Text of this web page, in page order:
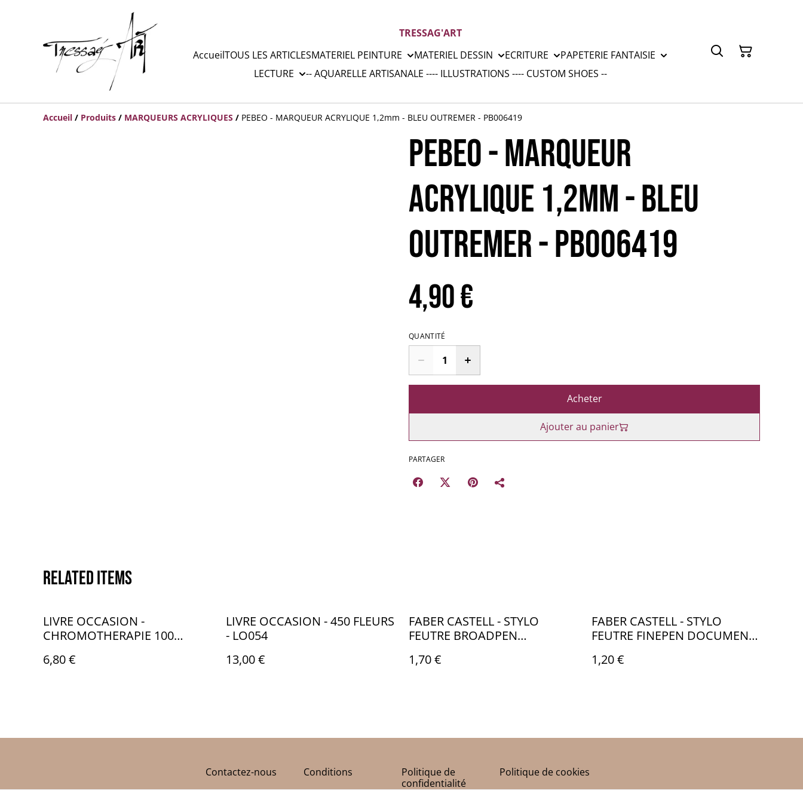
TRESSAG'ART
AccueilTOUS LES ARTICLESMATERIEL PEINTURE MATERIEL DESSIN ECRITURE
PAPETERIE FANTAISIE
LECTURE
-- AQUARELLE ARTISANALE ---- ILLUSTRATIONS ---- CUSTOM SHOES --
Accueil / Produits / MARQUEURS ACRYLIQUES / PEBEO - MARQUEUR ACRYLIQUE 1,2mm - BLEU OUTREMER - PB006419
PEBEO - MARQUEUR
ACRYLIQUE 1,2mm - BLEU
OUTREMER - PB006419
4,90 €
QUANTITÉ
Acheter
Ajouter au panier
PARTAGER
Related items
LIVRE OCCASION -
CHROMOTHERAPIE 100
LO005
6,80 €
LIVRE OCCASION - 450 FLEURS
- LO054
13,00 €
FABER CASTELL - STYLO
FEUTRE BROADPEN
ABRICOT - FB021422
1,70 €
FABER CASTELL - STYLO
FEUTRE FINEPEN DOCUMENT
1,20 €
Contactez-nous Conditions
Politique de
confidentialité
Politique de cookies